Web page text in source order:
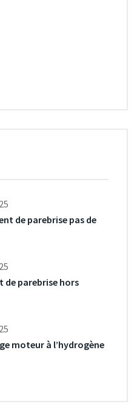
de parebrise pas de
de parebrise hors
moteur à l’hydrogène